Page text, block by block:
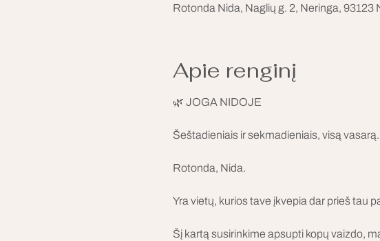
Rotonda Nida, Naglių g. 2, Neringa, 93123
Apie renginį
🌿 JOGA NIDOJE
Šeštadieniais ir sekmadieniais, visą vasarą.
Rotonda, Nida.
Yra vietų, kurios tave įkvepia dar prieš tau
Šį kartą susirinkime apsupti kopų vaizdo,